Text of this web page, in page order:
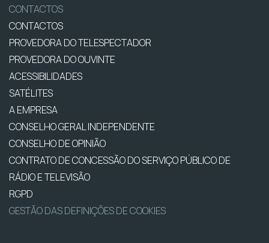
CONTACTOS
CONTACTOS
PROVEDORA DO TELESPECTADOR
PROVEDORA DO OUVINTE
ACESSIBILIDADES
SATÉLITES
A EMPRESA
CONSELHO GERAL INDEPENDENTE
CONSELHO DE OPINIÃO
CONTRATO DE CONCESSÃO DO SERVIÇO PÚBLICO DE
RÁDIO E TELEVISÃO
RGPD
GESTÃO DAS DEFINIÇÕES DE COOKIES